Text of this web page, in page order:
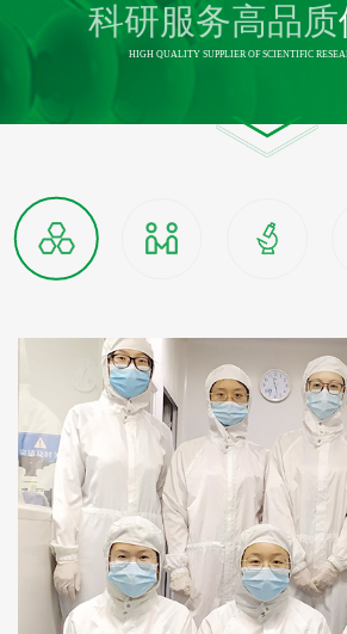
科研服务高品质
HIGH QUALITY SUPPLIER OF SCIENTIFIC